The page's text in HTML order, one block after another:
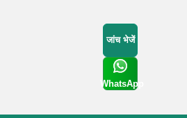
जांच भेजें
WhatsApp